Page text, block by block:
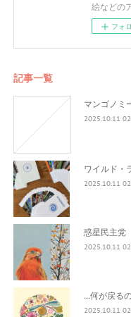
絵などの
フォ
記事一覧
マンゴノミ
2025.10.11
ワイルド・
2025.10.11
惑星民主党
2025.10.11
...何が戻る
2025.10.11